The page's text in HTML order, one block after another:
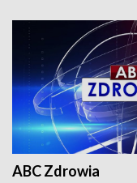
ABC Zdrowia